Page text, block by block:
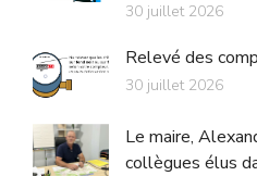
30 juillet 2026
Relevé des
30 juillet 2026
Le maire,
collègues élus